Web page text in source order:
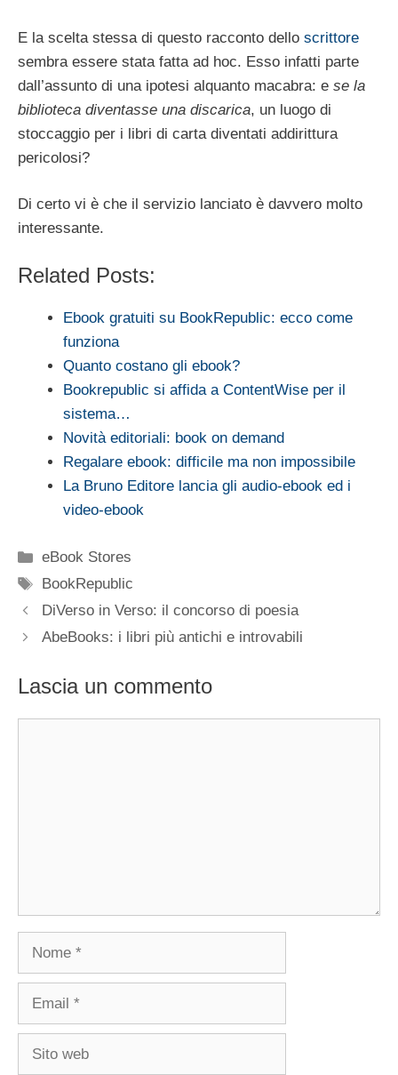
E la scelta stessa di questo racconto dello scrittore
sembra essere stata fatta ad hoc. Esso infatti parte
dall’assunto di una ipotesi alquanto macabra: e se la
biblioteca diventasse una discarica, un luogo di
stoccaggio per i libri di carta diventati addirittura
pericolosi?
Di certo vi è che il servizio lanciato è davvero molto
interessante.
Related Posts:
Ebook gratuiti su BookRepublic: ecco come
funziona
Quanto costano gli ebook?
Bookrepublic si affida a ContentWise per il
sistema…
Novità editoriali: book on demand
Regalare ebook: difficile ma non impossibile
La Bruno Editore lancia gli audio-ebook ed i
video-ebook
Categorie
eBook Stores
Tag
BookRepublic
DiVerso in Verso: il concorso di poesia
AbeBooks: i libri più antichi e introvabili
Lascia un commento
Nome
Email
Sito